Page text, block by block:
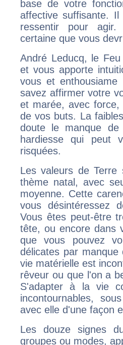
base de votre
affective suffisante.
ressentir pour agir.
certaine que vous
André Leducq, le
et vous apporte
vous et
savez affirmer votre
et marée, avec
de vos buts. La
doute le manque
hardiesse qui peut
risquées.
Les valeurs de Terre
thème natal, avec
moyenne. Cette
vous désintéressez
Vous êtes peut-être
tête, ou encore dans
que vous pouvez
délicates par
vie matérielle est
rêveur ou que l'on a
S'adapter à la vie
incontournables,
avec elle d'une façon
Les douze signes
groupes ou modes,